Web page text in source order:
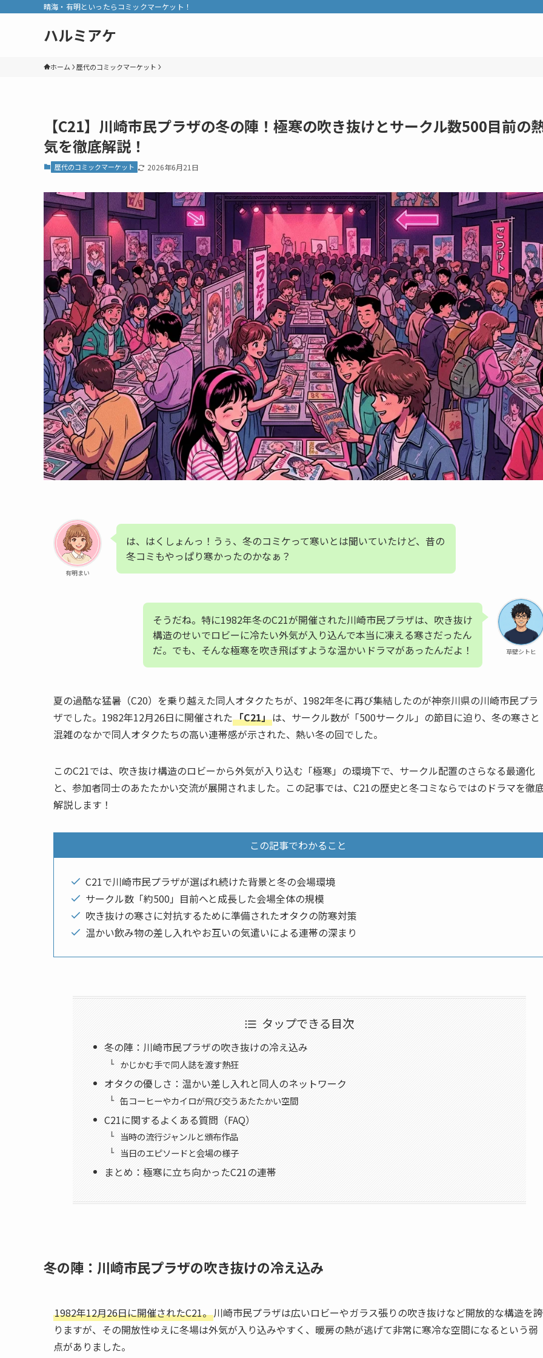
晴海・有明といったらコミックマーケット！
ハルミアケ
ホーム 歴代のコミックマーケット
【C21】川崎市民プラザの冬の陣！極寒の吹き抜けとサークル数500目前の
気を徹底解説！
歴代のコミックマーケット 2026年6月21日
有明まい
は、はくしょんっ！うぅ、冬のコミケって寒いとは聞いていたけど、昔の
冬コミもやっぱり寒かったのかなぁ？
草壁シトヒ
そうだね。特に1982年冬のC21が開催された川崎市民プラザは、吹き抜け
構造のせいでロビーに冷たい外気が入り込んで本当に凍える寒さだったん
だ。でも、そんな極寒を吹き飛ばすような温かいドラマがあったんだよ！
夏の過酷な猛暑（C20）を乗り越えた同人オタクたちが、1982年冬に再び集結したのが神奈川県の川崎市民プラ
ザでした。1982年12月26日に開催された「C21」は、サークル数が「500サークル」の節目に迫り、冬の寒さと
混雑のなかで同人オタクたちの高い連帯感が示された、熱い冬の回でした。
このC21では、吹き抜け構造のロビーから外気が入り込む「極寒」の環境下で、サークル配置のさらなる最適化
と、参加者同士のあたたかい交流が展開されました。この記事では、C21の歴史と冬コミならではのドラマを徹
解説します！
この記事でわかること
C21で川崎市民プラザが選ばれ続けた背景と冬の会場環境
サークル数「約500」目前へと成長した会場全体の規模
吹き抜けの寒さに対抗するために準備されたオタクの防寒対策
温かい飲み物の差し入れやお互いの気遣いによる連帯の深まり
タップできる目次
冬の陣：川崎市民プラザの吹き抜けの冷え込み
かじかむ手で同人誌を渡す熱狂
オタクの優しさ：温かい差し入れと同人のネットワーク
缶コーヒーやカイロが飛び交うあたたかい空間
C21に関するよくある質問（FAQ）
当時の流行ジャンルと頒布作品
当日のエピソードと会場の様子
まとめ：極寒に立ち向かったC21の連帯
冬の陣：川崎市民プラザの吹き抜けの冷え込み
1982年12月26日に開催されたC21。川崎市民プラザは広いロビーやガラス張りの吹き抜けなど開放的な構造を誇
りますが、その開放性ゆえに冬場は外気が入り込みやすく、暖房の熱が逃げて非常に寒冷な空間になるという弱
点がありました。